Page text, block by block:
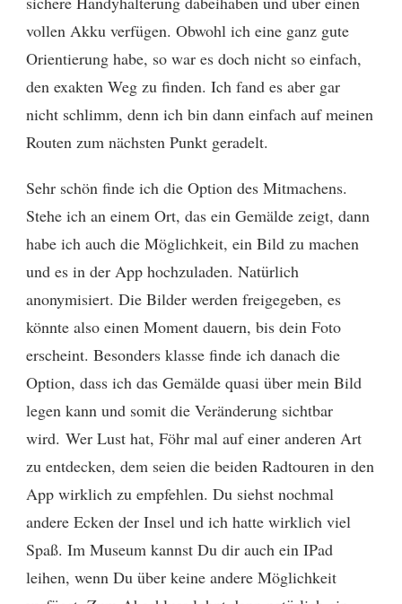
vollen Akku verfügen. Obwohl ich eine ganz gute
Orientierung habe, so war es doch nicht so einfach,
den exakten Weg zu finden. Ich fand es aber gar
nicht schlimm, denn ich bin dann einfach auf meinen
Routen zum nächsten Punkt geradelt.
Sehr schön finde ich die Option des Mitmachens.
Stehe ich an einem Ort, das ein Gemälde zeigt, dann
habe ich auch die Möglichkeit, ein Bild zu machen
und es in der App hochzuladen. Natürlich
anonymisiert. Die Bilder werden freigegeben, es
könnte also einen Moment dauern, bis dein Foto
erscheint. Besonders klasse finde ich danach die
Option, dass ich das Gemälde quasi über mein Bild
legen kann und somit die Veränderung sichtbar
wird. Wer Lust hat, Föhr mal auf einer anderen Art
zu entdecken, dem seien die beiden Radtouren in den
App wirklich zu empfehlen. Du siehst nochmal
andere Ecken der Insel und ich hatte wirklich viel
Spaß. Im Museum kannst Du dir auch ein IPad
leihen, wenn Du über keine andere Möglichkeit